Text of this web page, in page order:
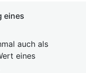
eines
auch als
eines